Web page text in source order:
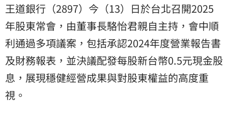
王道銀行（2897）今（13）日於台北召開2025
年股東常會，由董事長駱怡君親自主持，會中順
利通過多項議案，包括承認2024年度營業報告書
及財務報表，並決議配發每股新台幣0.5元現金股
息，展現穩健經營成果與對股東權益的高度重
視。